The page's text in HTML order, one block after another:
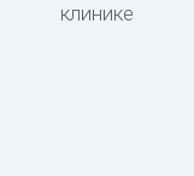
клинике